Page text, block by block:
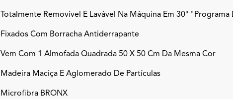
Totalmente Removível E Lavável Na Máquina Em 30° "programa
Fixados Com Borracha Antiderrapante
Vem Com 1 Almofada Quadrada 50 X 50 Cm Da Mesma Cor
Madeira Maciça E Aglomerado De Partículas
Microfibra BRONX